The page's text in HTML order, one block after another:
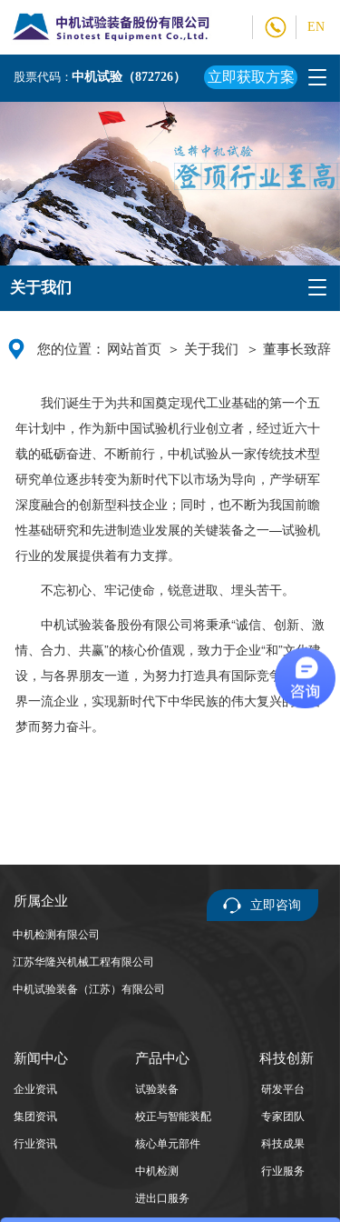
EN
T
g
l
e
n
v
i
g
a
t
i
n
股票代码：中机试验（872726） 立即获取方案
T
g
l
n
v
i
g
a
t
i
o
关于我们
您的位置： 网站首页 ＞ 关于我们 ＞ 董事长致辞
我们诞生于为共和国奠定现代工业基础的第一个五
年计划中，作为新中国试验机行业创立者，经过近六十
载的砥砺奋进、不断前行，中机试验从一家传统技术型
研究单位逐步转变为新时代下以市场为导向，产学研军
深度融合的创新型科技企业；同时，也不断为我国前瞻
性基础研究和先进制造业发展的关键装备之一—试验机
行业的发展提供着有力支撑。
不忘初心、牢记使命，锐意进取、埋头苦干。
中机试验装备股份有限公司将秉承“诚信、创新、激
情、合力、共赢”的核心价值观，致力于企业“和”文化建
设，与各界朋友一道，为努力打造具有国际竞争力的世
界一流企业，实现新时代下中华民族的伟大复兴的中国
梦而努力奋斗。
所属企业
中机检测有限公司
江苏华隆兴机械工程有限公司
中机试验装备（江苏）有限公司
新闻中心 科技创新
产品中心
企业资讯
集团资讯
行业资讯
试验装备
校正与智能装配
核心单元部件
中机检测
进出口服务
研发平台
专家团队
科技成果
行业服务
立即咨询